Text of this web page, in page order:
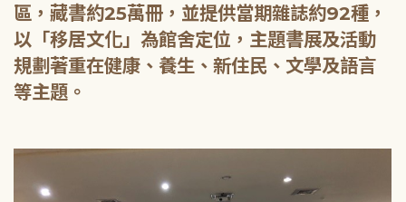
區，藏書約25萬冊，並提供當期雜誌約92種，
以「移居文化」為館舍定位，主題書展及活動
規劃著重在健康、養生、新住民、文學及語言
等主題。